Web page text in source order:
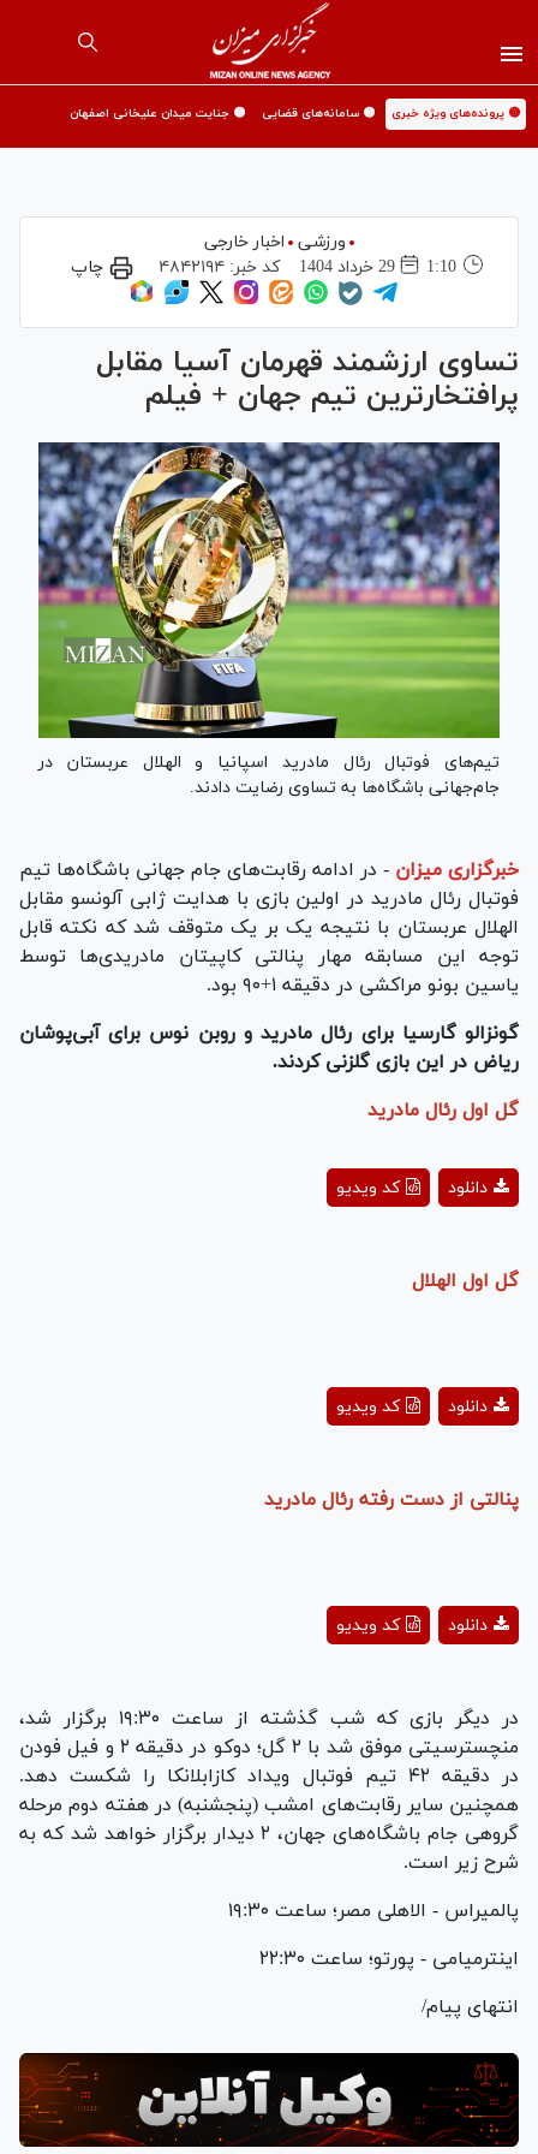
🟡 پرونده‌های ویژه خبری 🟡 سامانه‌های قضایی 🟡 جنایت میدان علیخانی اصفهان
ورزشی
اخبار خارجی
1:10
29 خرداد 1404 کد خبر:۴۸۴۲۱۹۴ چاپ
تساوی ارزشمند قهرمان آسیا مقابل
پرافتخارترین تیم جهان + فیلم
تیم‌های فوتبال رئال مادرید اسپانیا و الهلال عربستان در
جام‌جهانی باشگاه‌ها به تساوی رضایت دادند.
خبرگزاری میزان - در ادامه رقابت‌های جام جهانی باشگاه‌ها تیم
فوتبال رئال مادرید در اولین بازی با هدایت ژابی آلونسو مقابل
الهلال عربستان با نتیجه یک بر یک متوقف شد که نکته قابل
توجه این مسابقه مهار پنالتی کاپیتان مادریدی‌ها توسط
یاسین بونو مراکشی در دقیقه ۱+۹۰ بود.
گونزالو گارسیا برای رئال مادرید و روبن نوس برای آبی‌پوشان
ریاض در این بازی گلزنی کردند.
گل اول رئال مادرید
Playکد ویدیو دانلود
گل اول الهلال
Playکد ویدیو دانلود
پنالتی از دست رفته رئال مادرید
Playکد ویدیو دانلود
در دیگر بازی که شب گذشته از ساعت ۱۹:۳۰ برگزار شد،
منچسترسیتی موفق شد با ۲ گل؛ دوکو در دقیقه ۲ و فیل فودن
در دقیقه ۴۲ تیم فوتبال ویداد کازابلانکا را شکست دهد.
همچنین سایر رقابت‌های امشب (پنجشنبه) در هفته دوم مرحله
گروهی جام باشگاه‌های جهان، ۲ دیدار برگزار خواهد شد که به
شرح زیر است.
پالمیراس - الاهلی مصر؛ ساعت ۱۹:۳۰
اینترمیامی - پورتو؛ ساعت ۲۲:۳۰
انتهای پیام/